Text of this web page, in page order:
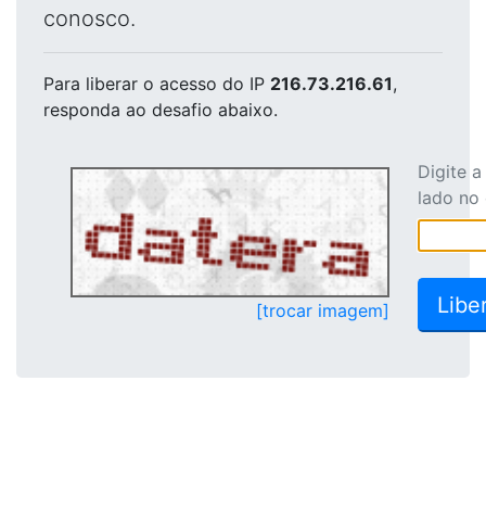
conosco.
Para liberar o acesso do IP 216.73.216.61,
responda ao desafio abaixo.
[trocar imagem]
Digite
lado no